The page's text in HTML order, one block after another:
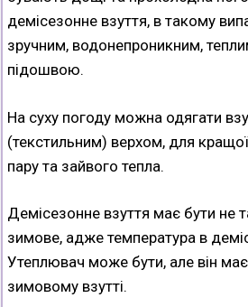
демісезонне взуття, в такому
зручним, водонепроникним,
підошвою.
На суху погоду можна одягати
(текстильним) верхом, для кращої
пару та зайвого тепла.
Демісезонне взуття має бути не
зимове, адже температура в
Утеплювач може бути, але він
зимовому взутті.